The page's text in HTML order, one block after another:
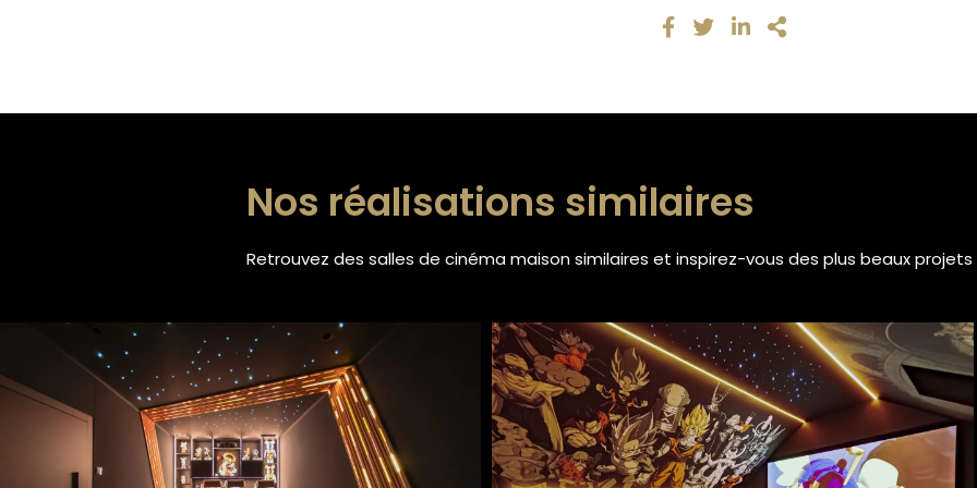
Nos réalisations similaires
Retrouvez des salles de cinéma maison similaires et inspirez-vous des plus beaux projets